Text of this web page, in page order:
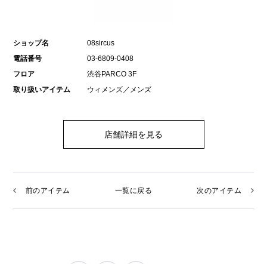
ショップ名
08sircus
電話番号
03-6809-0408
フロア
渋谷PARCO 3F
取り扱いアイテム
ウィメンズ／メンズ
店舗詳細を見る
前のアイテム 一覧に戻る 次のアイテム